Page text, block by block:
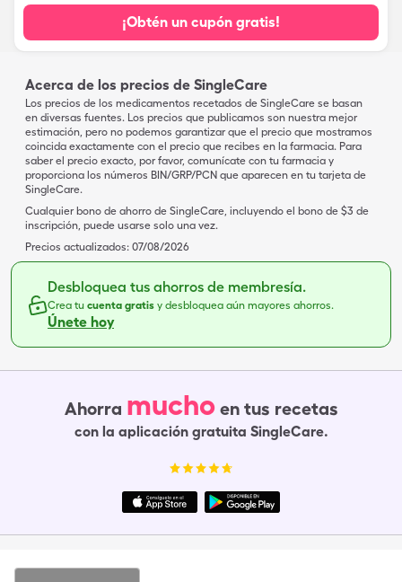
¡Obtén un cupón gratis!
Acerca de los precios de SingleCare
Los precios de los medicamentos recetados de SingleCare se basan
en diversas fuentes. Los precios que publicamos son nuestra mejor
estimación, pero no podemos garantizar que el precio que mostramos
coincida exactamente con el precio que recibes en la farmacia. Para
saber el precio exacto, por favor, comunícate con tu farmacia y
proporciona los números BIN/GRP/PCN que aparecen en tu tarjeta de
SingleCare.
Cualquier bono de ahorro de SingleCare, incluyendo el bono de $3 de
inscripción, puede usarse solo una vez.
Precios actualizados: 07/08/2026
Desbloquea tus ahorros de membresía.
Crea tu cuenta gratis y desbloquea aún mayores ahorros.
Únete hoy
Ahorra mucho en tus recetas
con la aplicación gratuita SingleCare.